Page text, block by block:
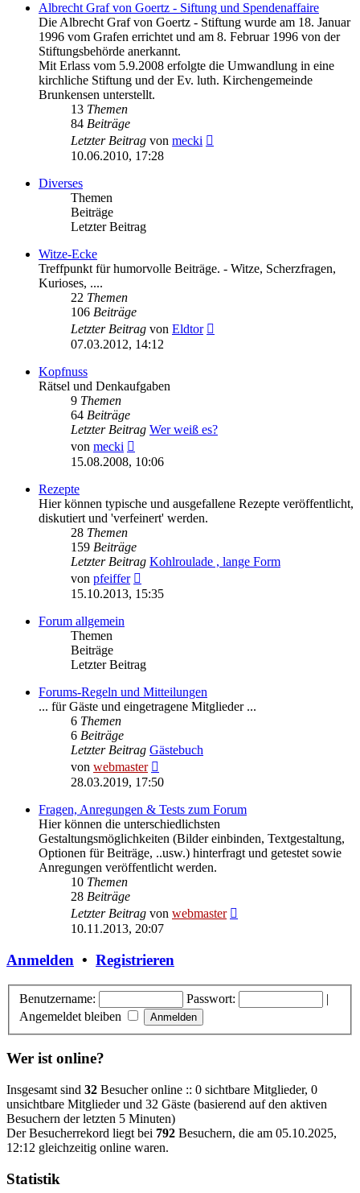
Albrecht Graf von Goertz - Siftung und Spendenaffaire
Die Albrecht Graf von Goertz - Stiftung wurde am 18. Januar
1996 vom Grafen errichtet und am 8. Februar 1996 von der
Stiftungsbehörde anerkannt.
Mit Erlass vom 5.9.2008 erfolgte die Umwandlung in eine
kirchliche Stiftung und der Ev. luth. Kirchengemeinde
Brunkensen unterstellt.
13 Themen
84 Beiträge
Letzter Beitrag von mecki
10.06.2010, 17:28
Diverses
Themen
Beiträge
Letzter Beitrag
Witze-Ecke
Treffpunkt für humorvolle Beiträge. - Witze, Scherzfragen,
Kurioses, ....
22 Themen
106 Beiträge
Letzter Beitrag von Eldtor
07.03.2012, 14:12
Kopfnuss
Rätsel und Denkaufgaben
9 Themen
64 Beiträge
Letzter Beitrag Wer weiß es?
von mecki
Beitrag
15.08.2008, 10:06
Rezepte
Hier können typische und ausgefallene Rezepte veröffentlicht,
diskutiert und 'verfeinert' werden.
28 Themen
159 Beiträge
Letzter Beitrag Kohlroulade , lange Form
von pfeiffer
Beitrag
15.10.2013, 15:35
Forum allgemein
Themen
Beiträge
Letzter Beitrag
Forums-Regeln und Mitteilungen
... für Gäste und eingetragene Mitglieder ...
6 Themen
6 Beiträge
Letzter Beitrag Gästebuch
von webmaster
Beitrag
28.03.2019, 17:50
Fragen, Anregungen & Tests zum Forum
Hier können die unterschiedlichsten
Gestaltungsmöglichkeiten (Bilder einbinden, Textgestaltung,
Optionen für Beiträge, ..usw.) hinterfragt und getestet sowie
Anregungen veröffentlicht werden.
10 Themen
28 Beiträge
Letzter Beitrag von webmaster
10.11.2013, 20:07
Anmelden • Registrieren
Benutzername: Passwort:
|
Angemeldet bleiben
Wer ist online?
Insgesamt sind 32 Besucher online :: 0 sichtbare Mitglieder, 0
unsichtbare Mitglieder und 32 Gäste (basierend auf den aktiven
Besuchern der letzten 5 Minuten)
Der Besucherrekord liegt bei 792 Besuchern, die am 05.10.2025,
12:12 gleichzeitig online waren.
Statistik